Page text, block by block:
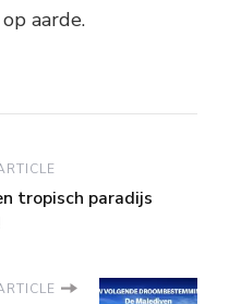
aarde.
tropisch paradijs